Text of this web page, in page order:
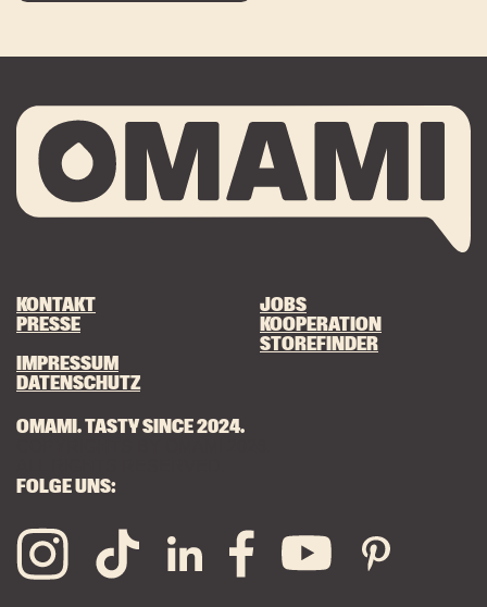
KONTAKT
PRESSE
JOBS
KOOPERATION
STOREFINDER
IMPRESSUM
DATENSCHUTZ
OMAMI. TASTY SINCE 2024.
FOLGE UNS: